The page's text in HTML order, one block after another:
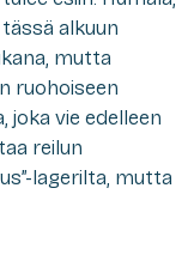
alkuun
mutta
ruohoiseen
joka vie edelleen
reilun
lagerilta, mutta